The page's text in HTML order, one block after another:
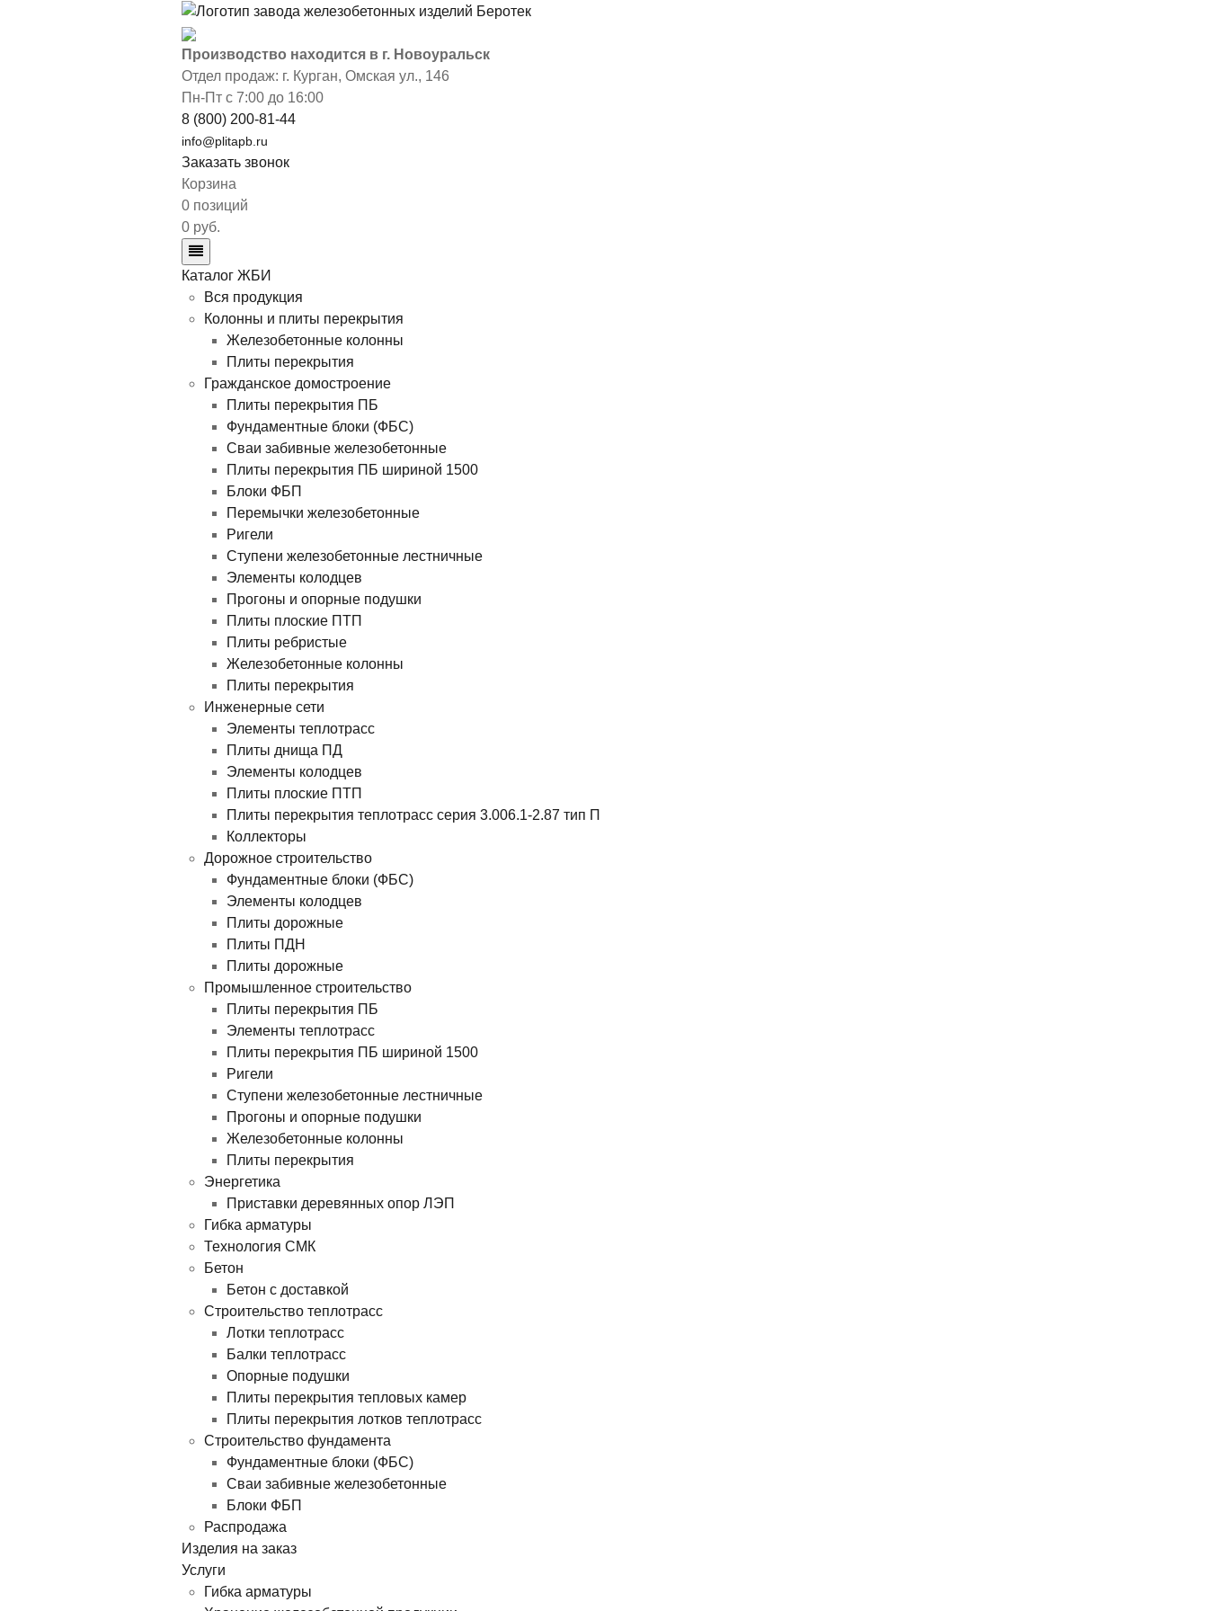
Производство находится в г. Новоуральск
Отдел продаж: г. Курган, Омская ул., 146
Пн-Пт с 7:00 до 16:00
8 (800) 200-81-44
info@plitapb.ru
Заказать звонок
Корзина
0 позиций
0 руб.
Каталог ЖБИ
Вся продукция
Колонны и плиты перекрытия
Железобетонные колонны
Плиты перекрытия
Гражданское домостроение
Плиты перекрытия ПБ
Фундаментные блоки (ФБС)
Сваи забивные железобетонные
Плиты перекрытия ПБ шириной 1500
Блоки ФБП
Перемычки железобетонные
Ригели
Ступени железобетонные лестничные
Элементы колодцев
Прогоны и опорные подушки
Плиты плоские ПТП
Плиты ребристые
Железобетонные колонны
Плиты перекрытия
Инженерные сети
Элементы теплотрасс
Плиты днища ПД
Элементы колодцев
Плиты плоские ПТП
Плиты перекрытия теплотрасс серия 3.006.1-2.87 тип П
Коллекторы
Дорожное строительство
Фундаментные блоки (ФБС)
Элементы колодцев
Плиты дорожные
Плиты ПДН
Плиты дорожные
Промышленное строительство
Плиты перекрытия ПБ
Элементы теплотрасс
Плиты перекрытия ПБ шириной 1500
Ригели
Ступени железобетонные лестничные
Прогоны и опорные подушки
Железобетонные колонны
Плиты перекрытия
Энергетика
Приставки деревянных опор ЛЭП
Гибка арматуры
Технология СМК
Бетон
Бетон с доставкой
Строительство теплотрасс
Лотки теплотрасс
Балки теплотрасс
Опорные подушки
Плиты перекрытия тепловых камер
Плиты перекрытия лотков теплотрасс
Строительство фундамента
Фундаментные блоки (ФБС)
Сваи забивные железобетонные
Блоки ФБП
Распродажа
Изделия на заказ
Услуги
Гибка арматуры